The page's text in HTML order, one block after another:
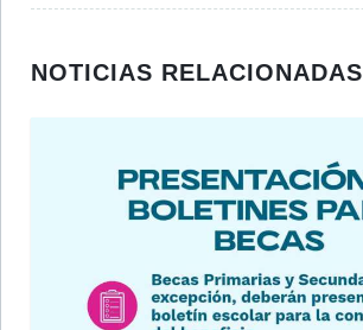
NOTICIAS RELACIONADAS